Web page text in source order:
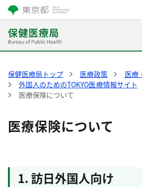
保健医療局トップ 医療政策
医療
外国人のためのTOKYO医療情報サイト
医療保険について
医療保険について
1. 訪日外国人向け